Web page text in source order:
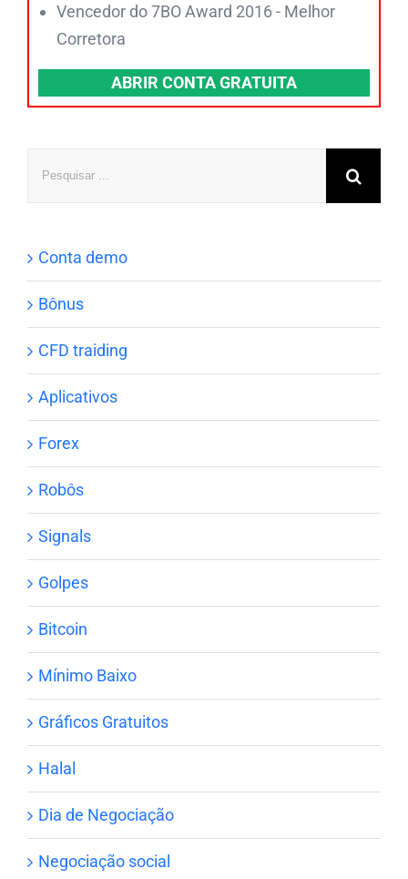
Vencedor do 7BO Award 2016 - Melhor
Corretora
ABRIR CONTA GRATUITA
Conta demo
Bônus
CFD traiding
Aplicativos
Forex
Robôs
Signals
Golpes
Bitcoin
Mínimo Baixo
Gráficos Gratuitos
Halal
Dia de Negociação
Negociação social